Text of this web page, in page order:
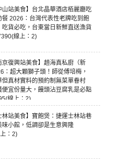
山站美食】台北晶華酒店栢麗廳吃
餐 2026：台灣代表性老牌吃到飽
吃貨必吃，台東當日新鮮直送漁貨
線上：2)
京復興站美食】趙海真私廚（新
：超大顆獅子頭！師從傅培梅，
但真材實料的預約制無菜單眷村
便宜份量大，饅頭沾豆腐乳是必點
線上：2)
林站美食】寶飽煲：捷運士林站巷
味小館，低調卻是生意興隆
：2)